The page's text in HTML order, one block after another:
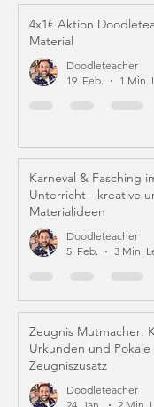
4x1€ Aktion
Material
Doodleteacher
19. Feb.
1 Min.
Karneval & Fasching
Unterricht - kreative
Materialideen
Doodleteacher
5. Feb.
3 Min.
Zeugnis Mutmacher:
Urkunden und Pokale
Zeugniszusatz
Doodleteacher